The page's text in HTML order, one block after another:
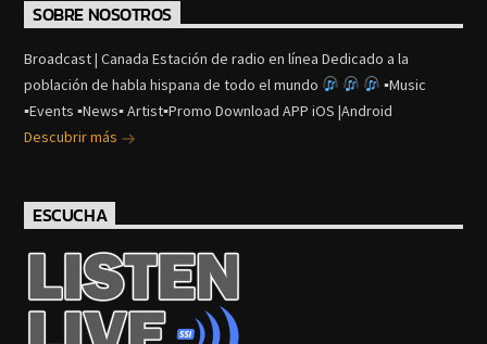
SOBRE NOSOTROS
Broadcast | Canada Estación de radio en línea Dedicado a la
población de habla hispana de todo el mundo
▪Music
▪Events ▪News▪ Artist▪Promo Download APP iOS |Android
Descubrir más
ESCUCHA